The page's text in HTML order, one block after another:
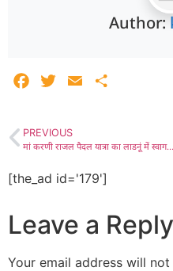
Author:
FacebookTwitterEmail
PREVIOUS
मां करणी राजल पैदल यात्रा का लाडनूं में स्वागत और रात्रि विश्राम 18 सितम्बर को, जयपुर से रवानगी 12 सितंबर को, लाडनूं में डेढ़ दर्जन भक्त होंगे पैदल यात्रा संघ में शामिल, लाडनूं के नवदीप पैलेस में होगा भव्य स्वागत
[the_ad id='179']
Leave a Reply
Your email address will